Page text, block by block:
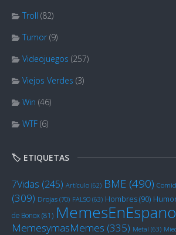
Troll (82)
Tumor (9)
Videojuegos (257)
Viejos Verdes (3)
Win (46)
WTF (6)
🏷️ ETIQUETAS
7Vidas (245) Artículo (62) BME (490)
(309) Drojas (70) FALSO (63) Hombres(90)
de Bonox(81)
MemesymasMemes (335) Metal (63)